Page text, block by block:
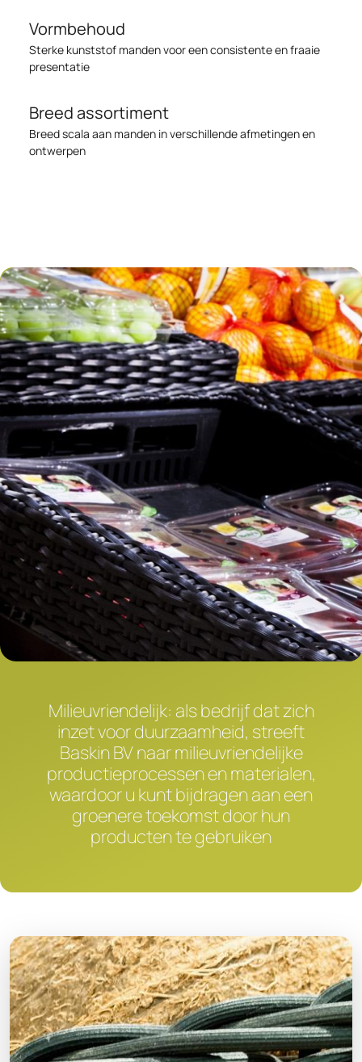
Vormbehoud
Sterke kunststof manden voor een consistente en fraaie
presentatie
Breed assortiment
Breed scala aan manden in verschillende afmetingen en
ontwerpen
Milieuvriendelijk: als bedrijf dat zich
inzet voor duurzaamheid, streeft
Baskin BV naar milieuvriendelijke
productieprocessen en materialen,
waardoor u kunt bijdragen aan een
groenere toekomst door hun
producten te gebruiken